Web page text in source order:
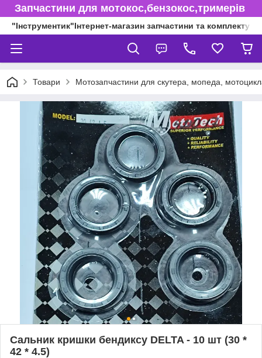
Запчастини для мотокос,бензокос,тримерів
"Інструментик"Інтернет-магазин запчастини та
Товари Мотозапчастини для скутера, мопеда,
Сальник кришки бендиксу DELTA - 10 шт (30 *
42 * 4.5)